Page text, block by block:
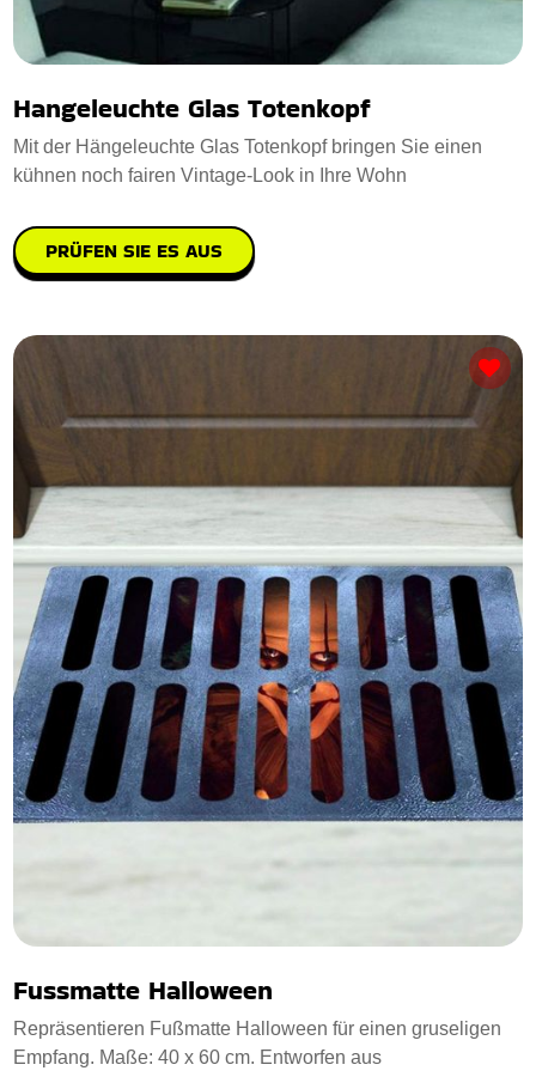
Hangeleuchte Glas Totenkopf
Mit der Hängeleuchte Glas Totenkopf bringen Sie einen
kühnen noch fairen Vintage-Look in Ihre Wohn
PRÜFEN SIE ES AUS
Fussmatte Halloween
Repräsentieren Fußmatte Halloween für einen gruseligen
Empfang. Maße: 40 x 60 cm. Entworfen aus